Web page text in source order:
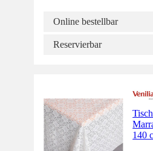
Online bestellbar
Reservierbar
140